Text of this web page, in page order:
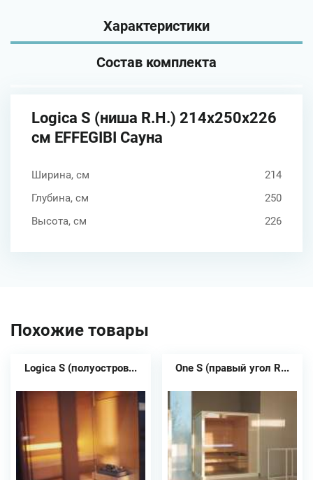
Характеристики
Состав комплекта
Logica S (ниша R.H.) 214х250х226
см EFFEGIBI Сауна
Ширина, см
214
Глубина, см
250
Высота, см
226
Похожие товары
Logica S (полуостров... One S (правый угол R...